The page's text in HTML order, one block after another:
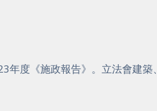
度《施政報告》。立法會建築、